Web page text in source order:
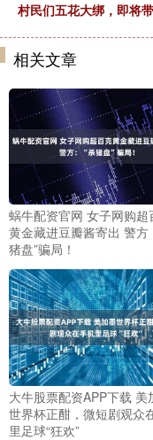
村民们五花大绑，即将
相关文章
蜗牛配资官网 女子网购超
黄金藏进豆瓣酱寄出 警方
猪盘”骗局！
大牛股票配资APP下载 美
世界杯正酣，微短剧观众
里足球“狂欢”